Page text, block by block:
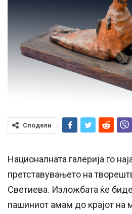
Сподели
Националната галерија го
претставувањето на
Светиева. Изложбата ќе
пашиниот амам до крајот на